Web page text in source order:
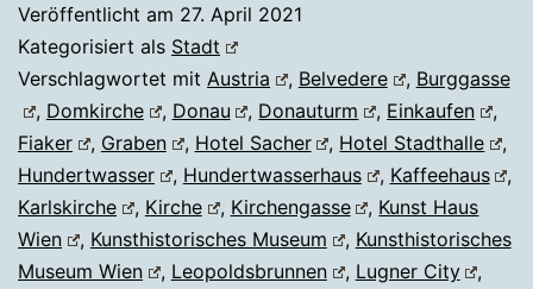
Veröffentlicht am 27. April 2021
Kategorisiert als Stadt
Verschlagwortet mit Austria , Belvedere , Burggasse
, Domkirche , Donau , Donauturm , Einkaufen
,
Fiaker
, Graben , Hotel Sacher , Hotel Stadthalle
,
Hundertwasser
, Hundertwasserhaus , Kaffeehaus
,
Karlskirche
, Kirche , Kirchengasse , Kunst Haus
Wien
, Kunsthistorisches Museum , Kunsthistorisches
Museum Wien
, Leopoldsbrunnen , Lugner City
,